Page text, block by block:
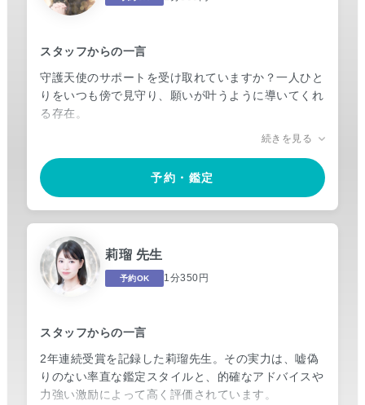
悩みや不安にそっと寄り添い、まるで陽だまりのよう
様の人生に静かに寄り添い、希望の灯をともしてくれ
スタッフからの一言
守護天使のサポートを受け取れていますか？一人ひと
りをいつも傍で見守り、願いが叶うように導いてくれ
る存在。
ます。真実を語る守護天使からのメッセージだからこ
そ、的中率はお墨付きです。
曖昧さのない、ブレない鑑定。そして、状況を好転さ
せるための現実的なアドバイス。嘘偽りない、けれど
優しさと癒やしのあるメッセージ。
先生から伝えられる御言葉に守護天使の愛を感じられ
は味方がいる”ことの心強さが芽生えるはずです。
続きを見る
予約・鑑定
莉瑠 先生
予約OK 1分350円
スタッフからの一言
2年連続受賞を記録した莉瑠先生。その実力は、嘘偽
りのない率直な鑑定スタイルと、的確なアドバイスや
力強い激励によって高く評価されています。